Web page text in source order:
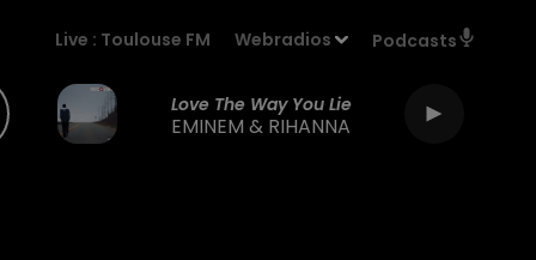
Live : Toulouse FM Webradios Podcasts
Love The Way You Lie
EMINEM & RIHANNA